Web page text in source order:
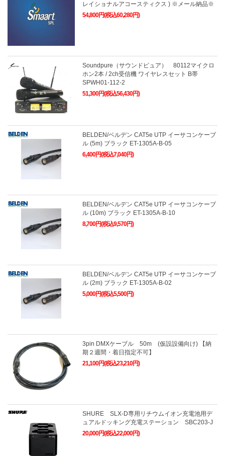
レイショナルアコースティクス ) ※メール納品※
54,800円(税込60,280円)
Soundpure（サウンドピュア） 80112マイクロ
ホン2本 / 2ch受信機 ワイヤレスセット B帯
SPWH01-112-2
51,300円(税込56,430円)
BELDEN/ベルデン CAT5e UTP イーサコンケーブ
ル (5m) ブラック ET-1305A-B-05
6,400円(税込7,040円)
BELDEN/ベルデン CAT5e UTP イーサコンケーブ
ル (10m) ブラック ET-1305A-B-10
8,700円(税込9,570円)
BELDEN/ベルデン CAT5e UTP イーサコンケーブ
ル (2m) ブラック ET-1305A-B-02
5,000円(税込5,500円)
3pin DMXケーブル 50m (仮設設備向け) 【納
期２週間・着日指定不可】
21,100円(税込23,210円)
SHURE SLX-D専用リチウムイオン充電池用デ
ュアルドッキング充電ステーション SBC203-J
20,000円(税込22,000円)